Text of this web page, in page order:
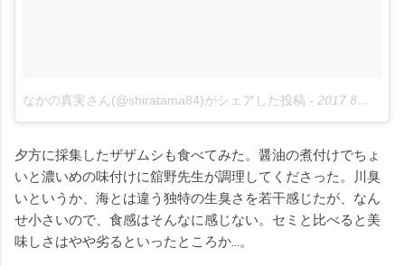
なかの真実さん(@shiratama84)がシェアした投稿 - 2017 8月 7 4:07午前 PDT
夕方に採集したザザムシも食べてみた。醤油の煮付けでちょ
いと濃いめの味付けに舘野先生が調理してくださった。川臭
いというか、海とは違う独特の生臭さを若干感じたが、なん
せ小さいので、食感はそんなに感じない。セミと比べると美
味しさはやや劣るといったところか…。